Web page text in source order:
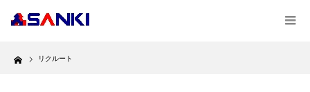
Home リクルート